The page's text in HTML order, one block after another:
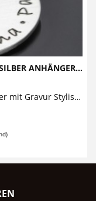
ANHÄNGER...
MY STARS 925 Silber Schlüsselanhänger mit Gravur Stylisher Button mit ausgestanztem Stern, bestempelt mit zwei oder mehreren Namen (max. 28...